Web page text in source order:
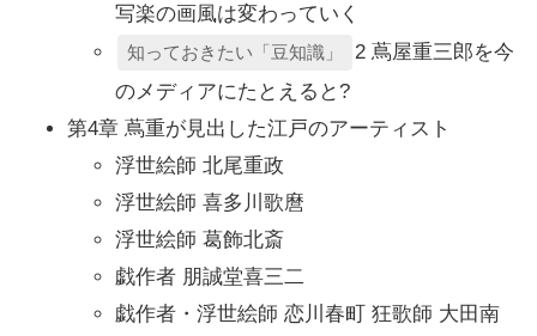
写楽の画風は変わっていく
知っておきたい「豆知識」
2 蔦屋重三郎を今
のメディアにたとえると?
第4章 蔦重が見出した江戸のアーティスト
浮世絵師 北尾重政
浮世絵師 喜多川歌麿
浮世絵師 葛飾北斎
戯作者 朋誠堂喜三二
戯作者・浮世絵師 恋川春町 狂歌師 大田南